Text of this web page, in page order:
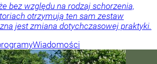
bez względu na rodzaj schorzenia,
otrzymują ten sam zestaw
jest zmiana dotychczasowej praktyki.
Wiadomości